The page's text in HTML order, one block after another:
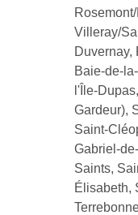
Villeray/
Duvernay,
Baie-de-
l'Île-
Gardeur),
Saint-
Gabriel-
Saints,
Élisabeth,